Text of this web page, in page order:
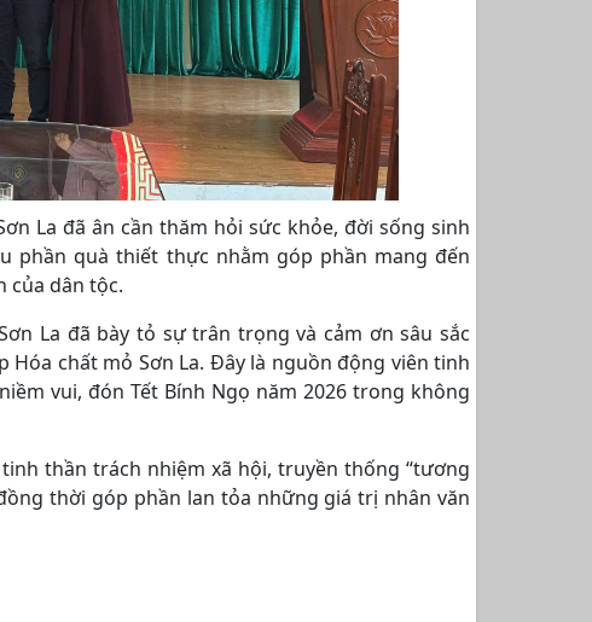
La đã ân cần thăm hỏi sức khỏe, đời sống sinh
phần quà thiết thực nhằm góp phần mang đến
của dân tộc.
La đã bày tỏ sự trân trọng và cảm ơn sâu sắc
chất mỏ Sơn La. Đây là nguồn động viên tinh
vui, đón Tết Bính Ngọ năm 2026 trong không
thần trách nhiệm xã hội, truyền thống “tương
thời góp phần lan tỏa những giá trị nhân văn